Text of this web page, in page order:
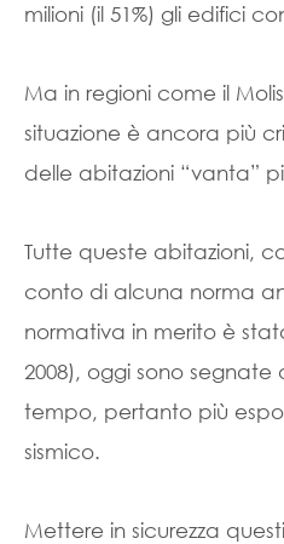
milioni (il 51%) gli edifici
Ma in regioni come il
situazione è ancora più
delle abitazioni “vanta”
Tutte queste abitazioni,
conto di alcuna norma
normativa in merito è
2008), oggi sono
tempo, pertanto più
sismico.
Mettere in sicurezza